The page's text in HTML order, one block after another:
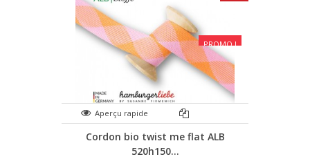
PROMO !
Aperçu rapide
Cordon bio twist me flat ALB
520h150...